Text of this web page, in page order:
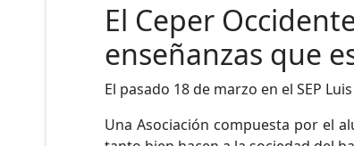
El Ceper
enseñanzas que
El pasado 18 de marzo en el SEP
Una Asociación compuesta por el